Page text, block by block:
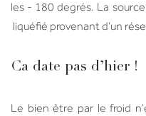
les - 180 degrés. La
liquéfié provenant d’un
Ca date pas d’hier !
Le bien être par le froid